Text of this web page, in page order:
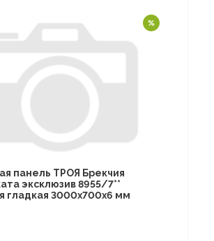
панель ТРОЯ Брекчия
эксклюзив 8955/7**
гладкая 3000х700х6 мм